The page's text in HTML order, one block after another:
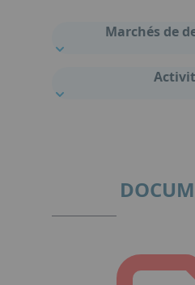
Marchés de